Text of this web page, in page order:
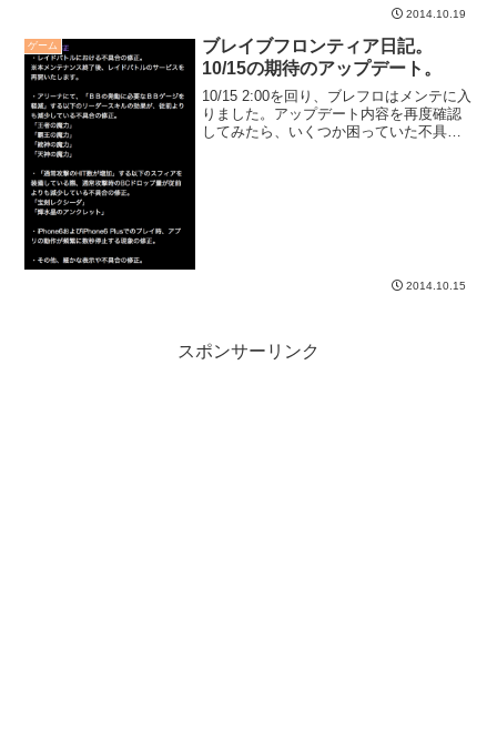
2014.10.19
ゲーム
ブレイブフロンティア日記。
10/15の期待のアップデート。
10/15 2:00を回り、ブレフロはメンテに入
りました。アップデート内容を再度確認
してみたら、いくつか困っていた不具合
2014.10.15
スポンサーリンク